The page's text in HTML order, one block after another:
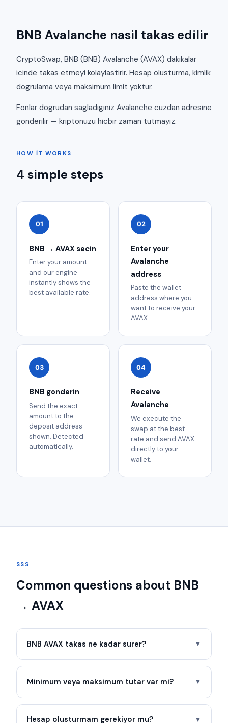
BNB Avalanche nasil takas edilir
CryptoSwap, BNB (BNB) Avalanche (AVAX) dakikalar
icinde takas etmeyi kolaylastirir. Hesap olusturma, kimlik
dogrulama veya maksimum limit yoktur.
Fonlar dogrudan sagladiginiz Avalanche cuzdan adresine
gonderilir — kriptonuzu hicbir zaman tutmayiz.
HOW IT WORKS
4 simple steps
01
BNB → AVAX secin
Enter your amount
and our engine
instantly shows the
best available rate.
02
Enter your
Avalanche
address
Paste the wallet
address where you
want to receive your
AVAX.
03
BNB gonderin
Send the exact
amount to the
deposit address
shown. Detected
automatically.
04
Receive
Avalanche
We execute the
swap at the best
rate and send AVAX
directly to your
wallet.
SSS
Common questions about BNB
→ AVAX
BNB AVAX takas ne kadar surer? ▼
Minimum veya maksimum tutar var mi? ▼
Hesap olusturmam gerekiyor mu? ▼